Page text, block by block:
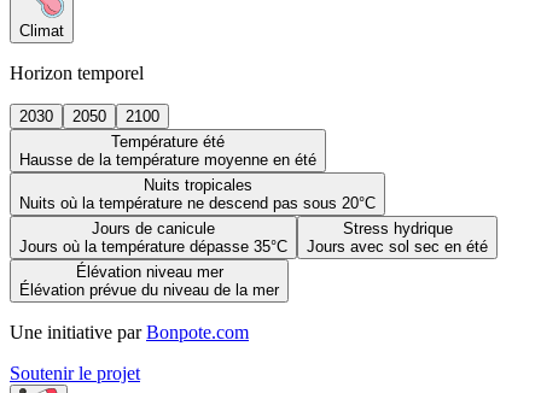
Climat
Horizon temporel
2030 2050
2100
Température été
Hausse de la température moyenne en été
Nuits tropicales
Nuits où la température ne descend pas sous 20°C
Jours de canicule
Jours où la température dépasse 35°C
Stress hydrique
Jours avec sol sec en été
Élévation niveau mer
Élévation prévue du niveau de la mer
Une initiative par Bonpote.com
Soutenir le projet